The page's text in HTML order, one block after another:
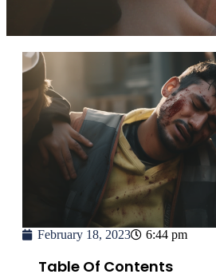
February 18, 2023 6:44 pm
Table Of Contents